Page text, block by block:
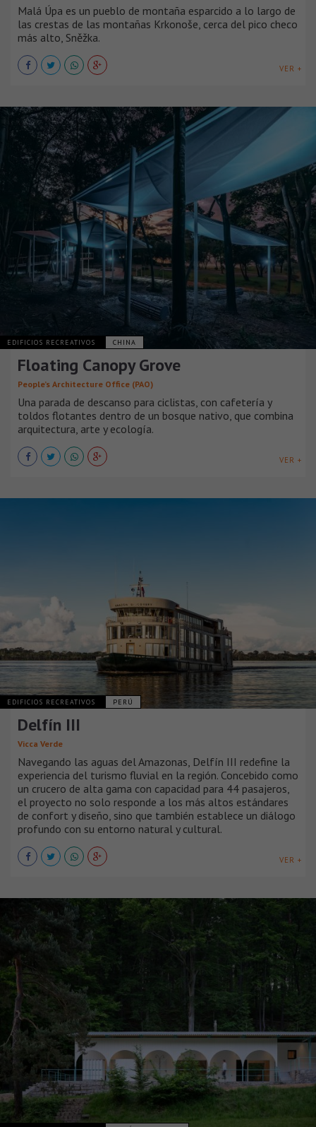
Malá Úpa es un pueblo de montaña esparcido a lo largo de
las crestas de las montañas Krkonoše, cerca del pico checo
más alto, Sněžka.
VER +
EDIFICIOS RECREATIVOS CHINA
Floating Canopy Grove
People’s Architecture Office (PAO)
Una parada de descanso para ciclistas, con cafetería y
toldos flotantes dentro de un bosque nativo, que combina
arquitectura, arte y ecología.
VER +
EDIFICIOS RECREATIVOS PERÚ
Delfín III
Vicca Verde
Navegando las aguas del Amazonas, Delfín III redefine la
experiencia del turismo fluvial en la región. Concebido como
un crucero de alta gama con capacidad para 44 pasajeros,
el proyecto no solo responde a los más altos estándares
de confort y diseño, sino que también establece un diálogo
profundo con su entorno natural y cultural.
VER +